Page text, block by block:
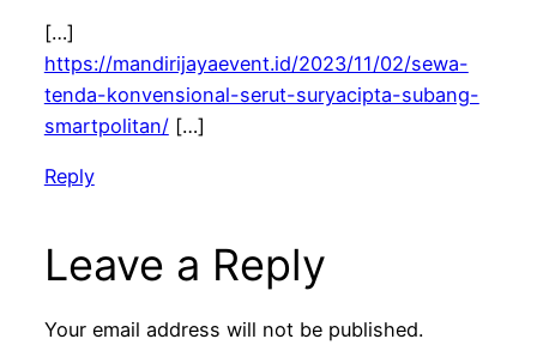
[…]
https://mandirijayaevent.id/2023/11/02/sewa-
tenda-konvensional-serut-suryacipta-subang-
smartpolitan/[…]
Reply
Leave a Reply
Your email address will not be published.